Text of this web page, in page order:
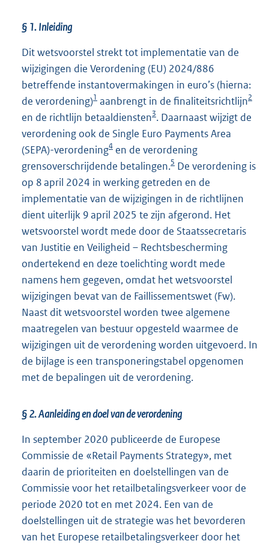
§ 1. Inleiding
Dit wetsvoorstel strekt tot implementatie van de
wijzigingen die Verordening (EU) 2024/886
betreffende instantovermakingen in euro’s (hierna:
de verordening)1 aanbrengt in de finaliteitsrichtlijn2
en de richtlijn betaaldiensten3. Daarnaast wijzigt de
verordening ook de Single Euro Payments Area
(SEPA)-verordening4 en de verordening
grensoverschrijdende betalingen.5 De verordening is
op 8 april 2024 in werking getreden en de
implementatie van de wijzigingen in de richtlijnen
dient uiterlijk 9 april 2025 te zijn afgerond. Het
wetsvoorstel wordt mede door de Staatssecretaris
van Justitie en Veiligheid – Rechtsbescherming
ondertekend en deze toelichting wordt mede
namens hem gegeven, omdat het wetsvoorstel
wijzigingen bevat van de Faillissementswet (Fw).
Naast dit wetsvoorstel worden twee algemene
maatregelen van bestuur opgesteld waarmee de
wijzigingen uit de verordening worden uitgevoerd. In
de bijlage is een transponeringstabel opgenomen
met de bepalingen uit de verordening.
§ 2. Aanleiding en doel van de verordening
In september 2020 publiceerde de Europese
Commissie de «Retail Payments Strategy», met
daarin de prioriteiten en doelstellingen van de
Commissie voor het retailbetalingsverkeer voor de
periode 2020 tot en met 2024. Een van de
doelstellingen uit de strategie was het bevorderen
van het Europese retailbetalingsverkeer door het